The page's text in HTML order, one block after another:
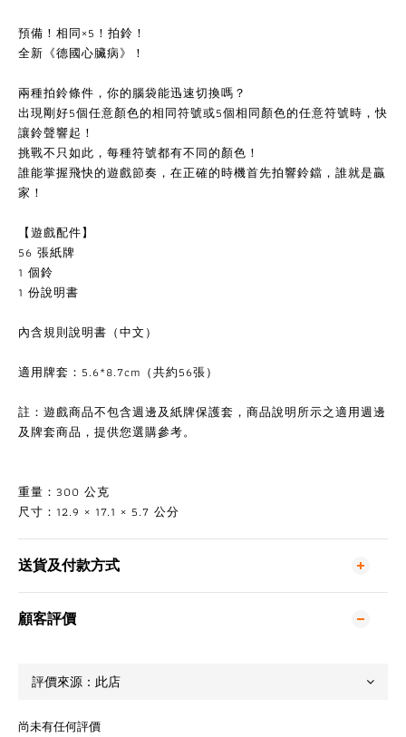
預備！相同×5！拍鈴！
全新《德國心臟病》！
兩種拍鈴條件，你的腦袋能迅速切換嗎？
出現剛好5個任意顏色的相同符號或5個相同顏色的任意符號時，快
讓鈴聲響起！
挑戰不只如此，每種符號都有不同的顏色！
誰能掌握飛快的遊戲節奏，在正確的時機首先拍響鈴鐺，誰就是贏
家！
【遊戲配件】
56 張紙牌
1 個鈴
1 份說明書
內含規則說明書（中文）
適用牌套：5.6*8.7cm（共約56張）
註：遊戲商品不包含週邊及紙牌保護套，商品說明所示之適用週邊
及牌套商品，提供您選購參考。
重量：300 公克
尺寸：12.9 × 17.1 × 5.7 公分
送貨及付款方式
顧客評價
尚未有任何評價